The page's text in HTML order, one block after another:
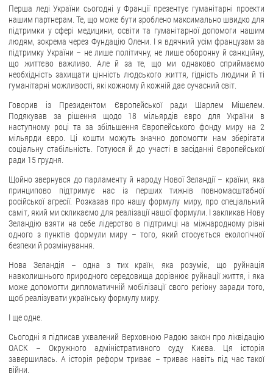
Питання запобігання корупції
Публічні закупівлі
Внутрішній аудит
ДЕРЖАВНИЙ РЕЄСТР САНКЦІЙ
Перша леді України сьогодні у Франції презентує гуманітарні проекти
нашим партнерам. Те, що може бути зроблено максимально швидко для
підтримки у сфері медицини, освіти та гуманітарної допомоги нашим
людям, зокрема через Фундацію Олени. І я вдячний усім французам за
підтримку України – не лише політичну, не лише оборонну й санкційну,
що життєво важливо. Але й за те, що ми однаково сприймаємо
необхідність захищати цінність людського життя, гідність людини й ті
гуманітарні можливості, які кожному й кожній дає сучасний світ.
Говорив із Президентом Європейської ради Шарлем Мішелем.
Подякував за рішення щодо 18 мільярдів євро для України в
наступному році та за збільшення Європейського фонду миру на 2
мільярди євро. Ці кошти можуть значно допомогти нам зберігати
соціальну стабільність. Готуюся й до участі в засіданні Європейської
ради 15 грудня.
Щойно звернувся до парламенту й народу Нової Зеландії – країни, яка
принципово підтримує нас із перших тижнів повномасштабної
російської агресії. Розказав про нашу формулу миру, про спеціальний
саміт, який ми скликаємо для реалізації нашої формули. І закликав Нову
Зеландію взяти на себе лідерство в підтримці на міжнародному рівні
одного з пунктів формули миру – того, який стосується екологічної
безпеки й розмінування.
Нова Зеландія – одна з тих країн, яка розуміє, що руйнація
навколишнього природного середовища дорівнює руйнації життя, і яка
може допомогти дипломатичній мобілізації свого регіону заради того,
щоб реалізувати українську формулу миру.
І ще одне.
Сьогодні я підписав ухвалений Верховною Радою закон про ліквідацію
ОАСК – Окружного адміністративного суду Києва. Ця історія
завершилась. А історія реформ триває – триває навіть під час такої
війни.